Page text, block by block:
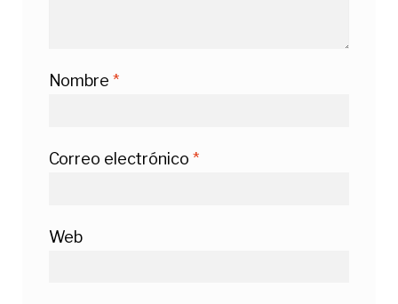
Nombre *
Correo electrónico *
Web